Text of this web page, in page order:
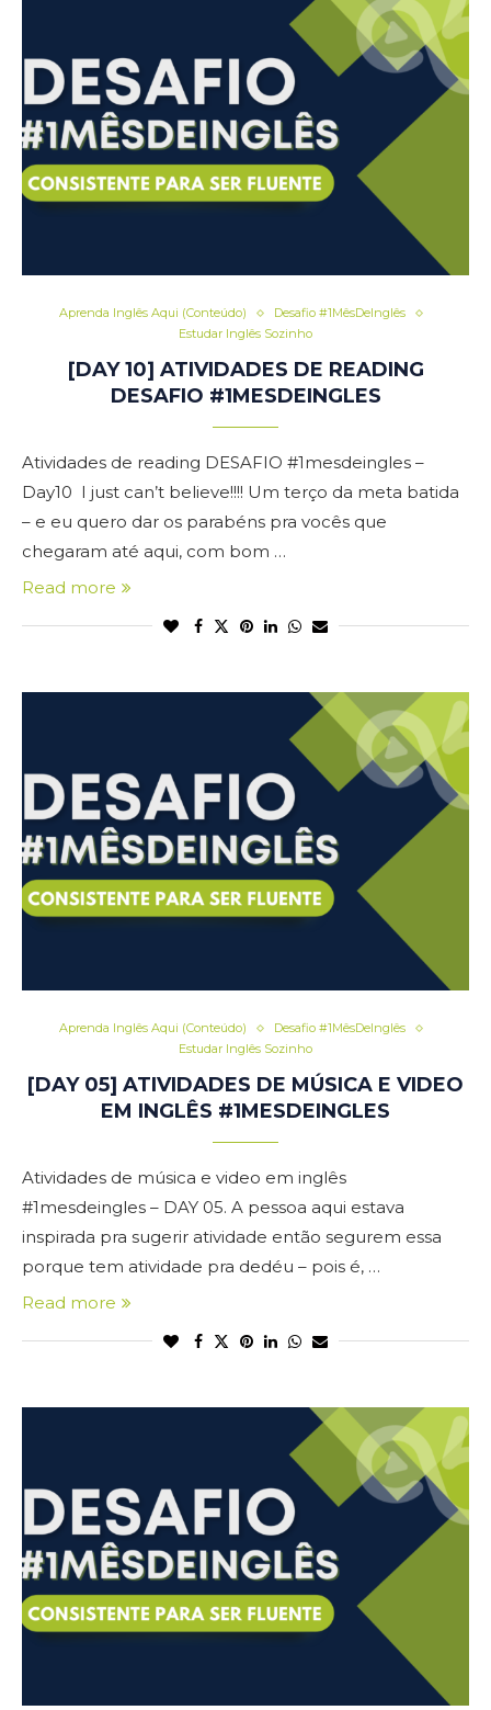
Aprenda Inglês Aqui (Conteúdo)
Desafio #1MêsDeInglês
Estudar Inglês Sozinho
[DAY 10] ATIVIDADES DE READING
DESAFIO #1MESDEINGLES
Atividades de reading DESAFIO #1mesdeingles –
Day10 I just can’t believe!!!! Um terço da meta batida
– e eu quero dar os parabéns pra vocês que
chegaram até aqui, com bom …
Read more
Aprenda Inglês Aqui (Conteúdo)
Desafio #1MêsDeInglês
Estudar Inglês Sozinho
[DAY 05] ATIVIDADES DE MÚSICA E VIDEO
EM INGLÊS #1MESDEINGLES
Atividades de música e video em inglês
#1mesdeingles – DAY 05. A pessoa aqui estava
inspirada pra sugerir atividade então segurem essa
porque tem atividade pra dedéu – pois é, …
Read more